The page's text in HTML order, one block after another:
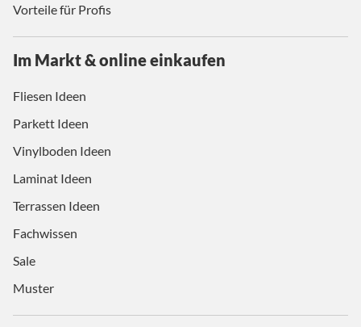
Vorteile für Profis
Im Markt & online einkaufen
Fliesen Ideen
Parkett Ideen
Vinylboden Ideen
Laminat Ideen
Terrassen Ideen
Fachwissen
Sale
Muster